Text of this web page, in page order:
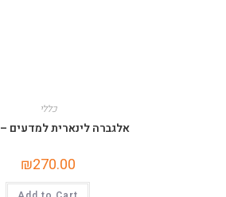
כללי
אלגברה לינארית למדעים – 20430
₪270.00